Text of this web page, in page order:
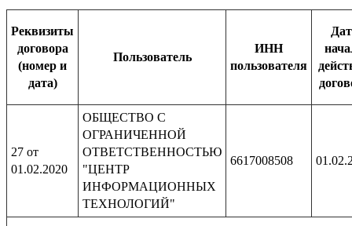
Реквизиты
договора
(номер и
дата)
Пользователь
ИНН
пользователя
27 от
01.02.2020
ОБЩЕСТВО С
ОГРАНИЧЕННОЙ
ОТВЕТСТВЕННОСТЬЮ
"ЦЕНТР
ИНФОРМАЦИОННЫХ
ТЕХНОЛОГИЙ"
6617008508